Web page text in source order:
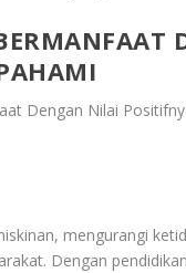
Dengan Nilai
mengurangi
Dengan